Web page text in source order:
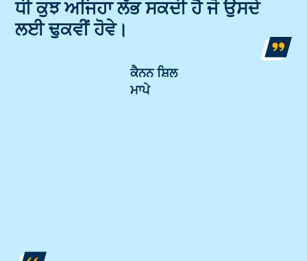
ਧੀ ਕੁਝ ਅਜਿਹਾ ਲੱਭ ਸਕਦੀ ਹੈ ਜੋ ਉਸਦੇ
ਲਈ ਢੁਕਵੀਂ ਹੋਵੇ।
ਕੈਨਨ ਸ਼ਿਲ
ਮਾਪੇ